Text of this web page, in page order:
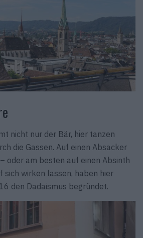
nicht nur der Bär, hier tanzen
die Gassen. Auf einen Absacker
oder am besten auf einen Absinth
sich wirken lassen, haben hier
den Dadaismus begründet.